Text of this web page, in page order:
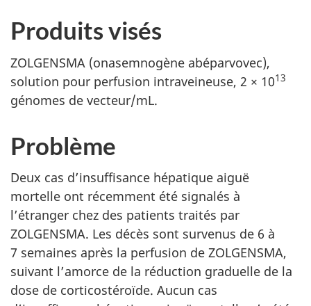
Produits visés
ZOLGENSMA (onasemnogène abéparvovec),
solution pour perfusion intraveineuse, 2 × 1013
génomes de vecteur/mL.
Problème
Deux cas d’insuffisance hépatique aiguë
mortelle ont récemment été signalés à
l’étranger chez des patients traités par
ZOLGENSMA. Les décès sont survenus de 6 à
7 semaines après la perfusion de ZOLGENSMA,
suivant l’amorce de la réduction graduelle de la
dose de corticostéroïde. Aucun cas